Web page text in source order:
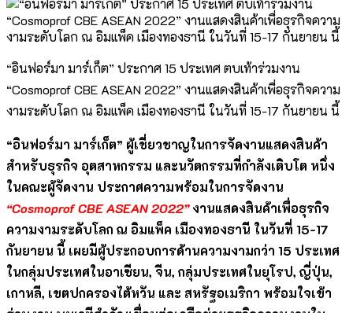
“อินฟอร์มา มาร์เก็ต” ประกาศ 15 ประเทศ ตบเท้าร่วมงาน
“Cosmoprof CBE ASEAN 2022” งานแสดงสินค้าเพื่อธุรกิจความ
งามระดับโลก ณ อิมแพ็ค เมืองทองธานี ในวันที่ 15-17 กันยายน นี้
“อินฟอร์มา มาร์เก็ต” ผู้เชี่ยวชาญในการจัดงานแสดงสินค้า
สำหรับธุรกิจ อุตสาหกรรม และนวัตกรรมที่กำลังเติบโต หนึ่ง
ในคณะผู้จัดงาน ประกาศความพร้อมในการจัดงาน
“Cosmoprof CBE ASEAN2022”งานแสดงสินค้าเพื่อธุรกิจ
ความงามระดับโลก ณ อิมแพ็ค เมืองทองธานี ในวันที่ 15-17
กันยายน นี้ เผยมีผู้ประกอบการด้านความงามกว่า 15 ประเทศ
ในกลุ่มประเทศในอาเซียน, จีน, กลุ่มประเทศในยุโรป, ญี่ปุ่น,
เกาหลี, เขตปกครองไต้หวัน และ สหรัฐอเมริกา พร้อมใจเข้า